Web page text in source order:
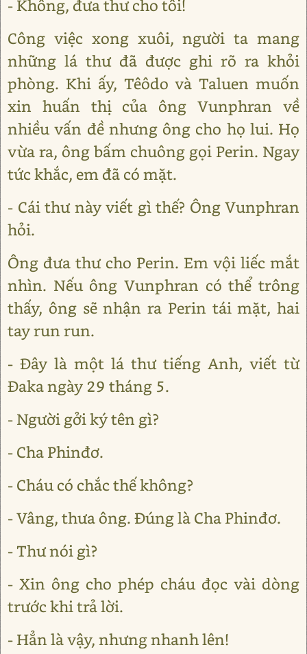
- Không, đưa thư cho tôi!
Công việc xong xuôi, người ta mang
những lá thư đã được ghi rõ ra khỏi
phòng. Khi ấy, Têôdo và Taluen muốn
xin huấn thị của ông Vunphran về
nhiều vấn đề nhưng ông cho họ lui. Họ
vừa ra, ông bấm chuông gọi Perin. Ngay
tức khắc, em đã có mặt.
- Cái thư này viết gì thế? Ông Vunphran
hỏi.
Ông đưa thư cho Perin. Em vội liếc mắt
nhìn. Nếu ông Vunphran có thể trông
thấy, ông sẽ nhận ra Perin tái mặt, hai
tay run run.
- Đây là một lá thư tiếng Anh, viết từ
Đaka ngày 29 tháng 5.
- Người gởi ký tên gì?
- Cha Phinđơ.
- Cháu có chắc thế không?
- Vâng, thưa ông. Đúng là Cha Phinđơ.
- Thư nói gì?
- Xin ông cho phép cháu đọc vài dòng
trước khi trả lời.
- Hẳn là vậy, nhưng nhanh lên!